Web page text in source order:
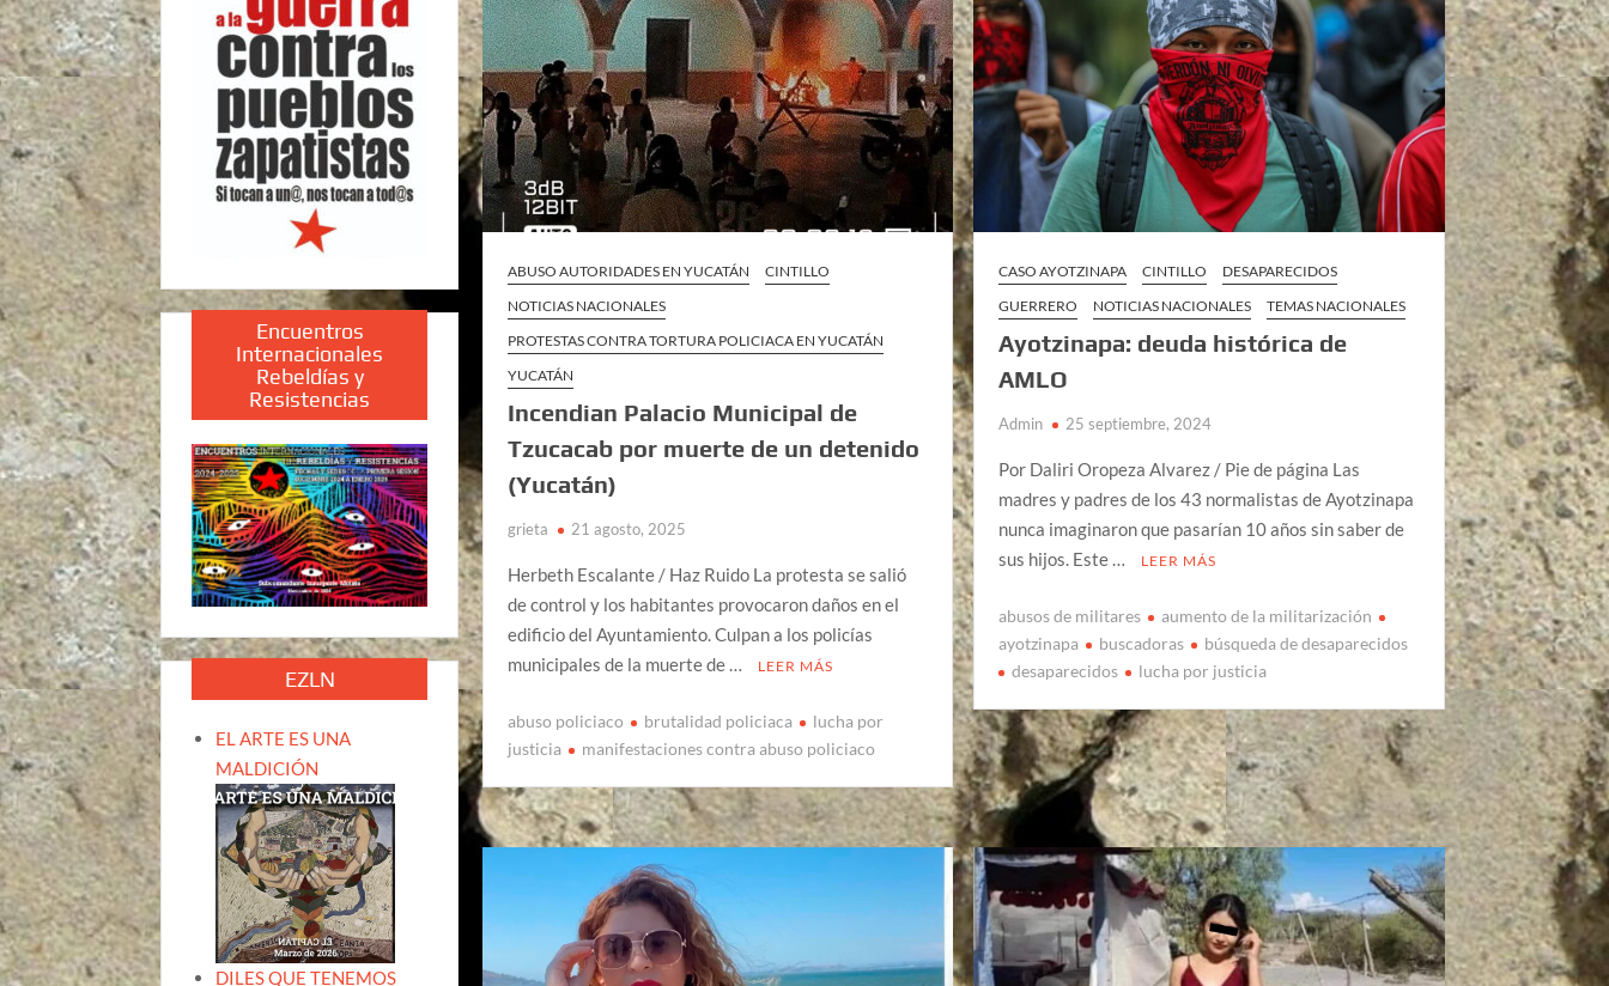
ABUSO AUTORIDADES EN YUCATÁN
CINTILLO
NOTICIAS NACIONALES
PROTESTAS CONTRA TORTURA POLICIACA EN YUCATÁN
YUCATÁN
Incendian Palacio Municipal de
Tzucacab por muerte de un detenido
(Yucatán)
grieta 21 agosto, 2025
Herbeth Escalante / Haz Ruido La protesta se salió
de control y los habitantes provocaron daños en el
edificio del Ayuntamiento. Culpan a los policías
municipales de la muerte de …
LEER MÁS
abuso policiaco brutalidad policiaca
lucha por
justicia
manifestaciones contra abuso policiaco
CASO AYOTZINAPA CINTILLO
DESAPARECIDOS
GUERRERO
NOTICIAS NACIONALES TEMAS NACIONALES
Ayotzinapa: deuda histórica de
AMLO
Admin 25 septiembre, 2024
Por Daliri Oropeza Alvarez / Pie de página Las
madres y padres de los 43 normalistas de Ayotzinapa
nunca imaginaron que pasarían 10 años sin saber de
sus hijos. Este …
LEER MÁS
abusos de militares
aumento de la militarización
ayotzinapa
buscadoras
búsqueda de desaparecidos
desaparecidos
lucha por justicia
Encuentros
Internacionales
Rebeldías y
Resistencias
EZLN
EL ARTE ES UNA
MALDICIÓN
DILES QUE TENEMOS